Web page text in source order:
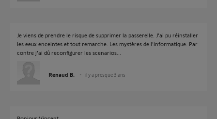
Je viens de prendre le risque de supprimer la passerelle. J'ai pu réinstaller
les eeux enceintes et tout remarche. Les mystères de l'informatique. Par
contre j'ai dû reconfigurer les scenarios...
Renaud B. il y a presque 3 ans